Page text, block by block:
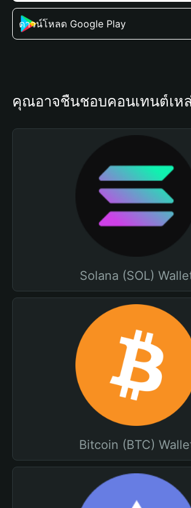
ดาวน์โหลด Google Play
คุณอาจชื่นชอบคอนเทนต์เห
Solana (SOL)
Bitcoin (BTC)